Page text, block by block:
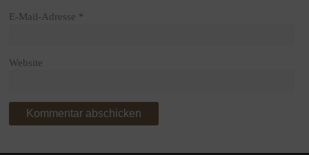
E-Mail-Adresse *
Website